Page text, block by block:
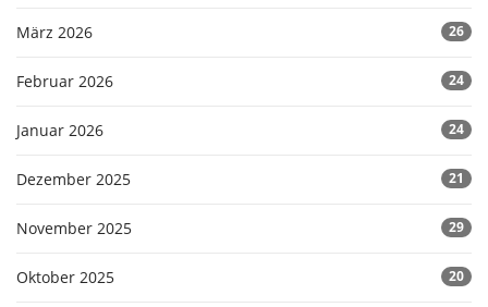
März 2026 26
Februar 2026 24
Januar 2026 24
Dezember 2025 21
November 2025 29
Oktober 2025 20